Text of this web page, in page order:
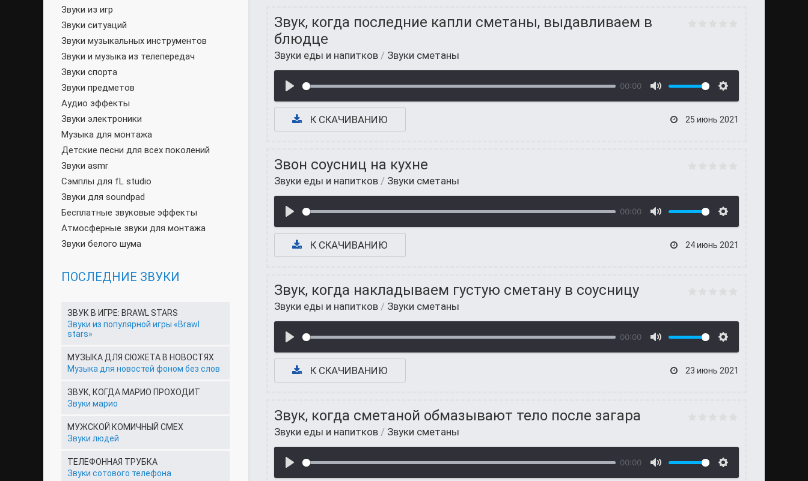
Звук, когда последние капли сметаны, выдавливаем в
блюдце
Звуки еды и напитков / Звуки сметаны
00:00
К СКАЧИВАНИЮ 25 июнь 2021
Звон соусниц на кухне
Звуки еды и напитков / Звуки сметаны
00:00
К СКАЧИВАНИЮ 24 июнь 2021
Звук, когда накладываем густую сметану в соусницу
Звуки еды и напитков / Звуки сметаны
00:00
К СКАЧИВАНИЮ 23 июнь 2021
Звук, когда сметаной обмазывают тело после загара
Звуки еды и напитков / Звуки сметаны
00:00
Звуки из игр
Звуки ситуаций
Звуки музыкальных инструментов
Звуки и музыка из телепередач
Звуки спорта
Звуки предметов
Аудио эффекты
Звуки электроники
Музыка для монтажа
Детские песни для всех поколений
Звуки asmr
Сэмплы для fL studio
Звуки для soundpad
Бесплатные звуковые эффекты
Атмосферные звуки для монтажа
Звуки белого шума
ПОСЛЕДНИЕ ЗВУКИ
ЗВУК В ИГРЕ: BRAWL STARS
Звуки из популярной игры «Brawl
stars»
МУЗЫКА ДЛЯ СЮЖЕТА В НОВОСТЯХ
Музыка для новостей фоном без слов
ЗВУК, КОГДА МАРИО ПРОХОДИТ
Звуки марио
МУЖСКОЙ КОМИЧНЫЙ СМЕХ
Звуки людей
ТЕЛЕФОННАЯ ТРУБКА
Звуки сотового телефона